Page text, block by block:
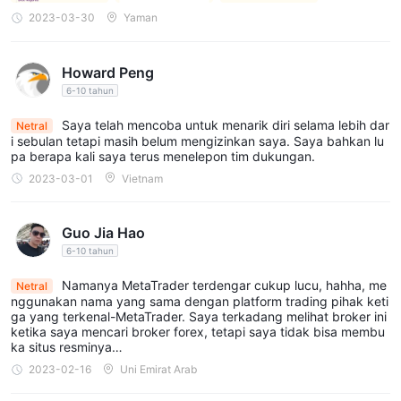
$100 hingga $500
MetaTrader 4(mtr4.com) mendukung berbagai metode
pembayaran, termasuk bank
kredit/debit, dan sistem pembayaran online.Jumlah
setoran minimum adalah$100, memungkinkan trader untuk
memulai trading dengan investasi yang relatif kecil. Penarikan
diproses segera, biasanya dalam 1-3 hari kerja, tergantung
Platform Perdagangan
menawarkanMeta Trader 4 untuk Windows.platform ini
banyak digunakan oleh para pedagang karena fitur-fiturnya
yang kuat dan antarmuka yang ramah pengguna. itu
menyediakan seperangkat alat yang komprehensif untuk
2023-03-30 Yaman
Howard Peng
6-10 tahun
Netral
Saya telah mencoba untuk menarik diri selama lebih dar
i sebulan tetapi masih belum mengizinkan saya. Saya bahkan lu
pa berapa kali saya terus menelepon tim dukungan.
2023-03-01 Vietnam
Guo Jia Hao
6-10 tahun
Netral
Namanya MetaTrader terdengar cukup lucu, hahha, me
nggunakan nama yang sama dengan platform trading pihak keti
ga yang terkenal-MetaTrader. Saya terkadang melihat broker ini
ketika saya mencari broker forex, tetapi saya tidak bisa membu
ka situs resminya…
2023-02-16 Uni Emirat Arab